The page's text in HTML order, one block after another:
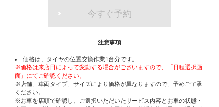
今すぐ予約
- 注意事項 -
価格は、タイヤの位置交換作業1台分です。
※価格は来店日によって変動する場合がございますので、「日程選択画
面」にてご確認ください。
※店舗、車両タイプ、サイズにより価格が異なりますので、予めご了承
ください。
※お車を店頭で確認し、ご選択いただいたサービス内容とお車の状態・